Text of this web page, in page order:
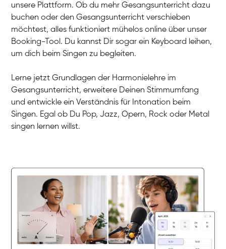
Gesang / Vocal
Gesang / Vocal
Gesang / Vocal
Gesang / Vocal
Gesang / Vocal
Gesang / Vocal
Gesang / Vocal
Gesang / Vocal
unsere Plattform. Ob du mehr Gesangsunterricht dazu
buchen oder den Gesangsunterricht verschieben
möchtest, alles funktioniert mühelos online über unser
Booking-Tool. Du kannst Dir sogar ein Keyboard leihen,
um dich beim Singen zu begleiten.
Lerne jetzt Grundlagen der Harmonielehre im
Gesangsunterricht, erweitere Deinen Stimmumfang
und entwickle ein Verständnis für Intonation beim
Singen. Egal ob Du Pop, Jazz, Opern, Rock oder Metal
singen lernen willst.